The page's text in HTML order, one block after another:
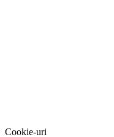
Cookie-uri